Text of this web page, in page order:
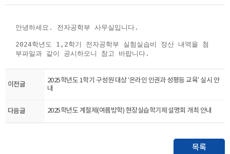
안녕하세요. 전자공학부 사무실입니다.
2024학년도 1,2학기 전자공학부 실험실습비 정산 내역을 첨
부파일과 같이 공시하오니 참고 바랍니다.​
이전글
2025학년도 1학기 구성원 대상 ‘온라인 인권과 성평등 교육’ 실시 안
내
다음글 2025학년도 계절제(여름방학) 현장실습학기제 설명회 개최 안내
목록